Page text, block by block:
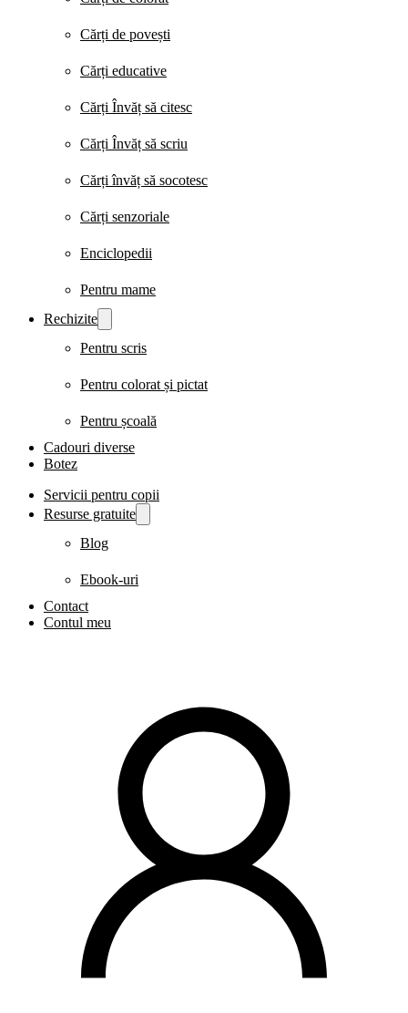
Cărți de povești
Cărți educative
Cărți Învăț să citesc
Cărți Învăț să scriu
Cărți învăț să socotesc
Cărți senzoriale
Enciclopedii
Pentru mame
Rechizite
Pentru scris
Pentru colorat și pictat
Pentru școală
Cadouri diverse
Botez
Servicii pentru copii
Resurse gratuite
Blog
Ebook-uri
Contact
Contul meu